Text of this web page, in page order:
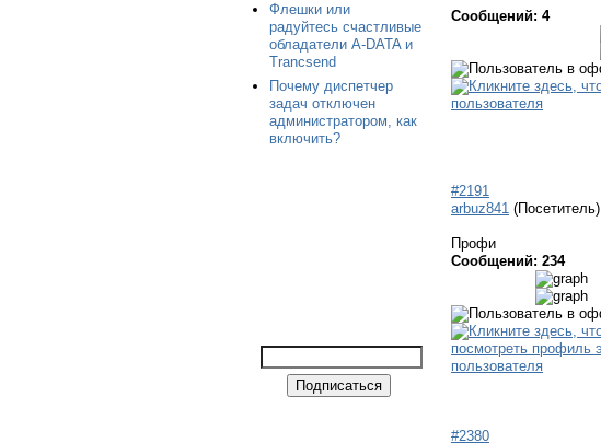
Флешки или
радуйтесь счастливые
обладатели A-DATA и
Trancsend
Почему диспетчер
задач отключен
администратором, как
включить?
Сообщений: 4
#2191
arbuz841 (Посетитель)
Профи
Сообщений: 234
#2380